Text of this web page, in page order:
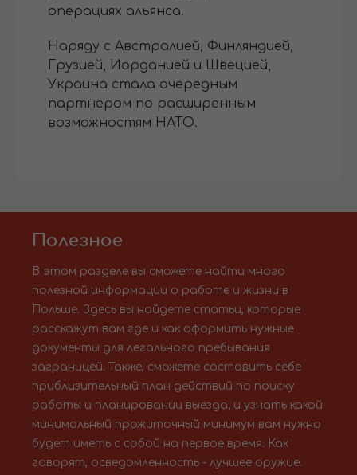
операциях альянса.
Наряду с Австралией, Финляндией,
Грузией, Иорданией и Швецией,
Украина стала очередным
партнером по расширенным
возможностям НАТО.
Полезное
В этом разделе вы сможете найти много
полезной информации о работе и жизни в
Польше. Здесь вы найдете статьи, которые
расскажут вам где и как оформить нужные
документы для легального пребывания
заграницей. Также, сможете составить себе
приблизительный план действий по поиску
работы и планировании выезда; и узнать какой
минимальный прожиточный минимум вам нужно
будет иметь с собой на первое время. Как
говорят, осведомленность - лучшее оружие.